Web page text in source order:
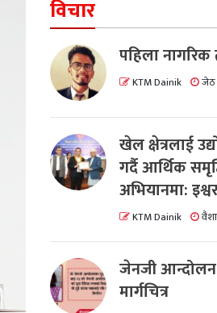
विचार
पहिला नागरिक
KTM Dainik जेठ
खेल क्षेत्रलाई
गर्दै आर्थिक
अभियानमा:
KTM Dainik
जेनजी
मार्गचित्र